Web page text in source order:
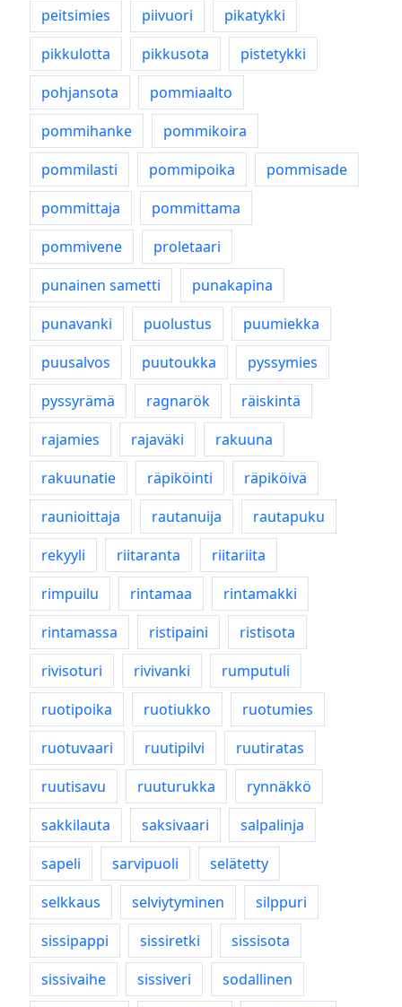
peitsimies
piivuori
pikatykki
pikkulotta
pikkusota
pistetykki
pohjansota
pommiaalto
pommihanke
pommikoira
pommilasti
pommipoika
pommisade
pommittaja
pommittama
pommivene
proletaari
punainen sametti
punakapina
punavanki
puolustus
puumiekka
puusalvos
puutoukka
pyssymies
pyssyrämä
ragnarök
räiskintä
rajamies
rajaväki
rakuuna
rakuunatie
räpiköinti
räpiköivä
raunioittaja
rautanuija
rautapuku
rekyyli
riitaranta
riitariita
rimpuilu
rintamaa
rintamakki
rintamassa
ristipaini
ristisota
rivisoturi
rivivanki
rumputuli
ruotipoika
ruotiukko
ruotumies
ruotuvaari
ruutipilvi
ruutiratas
ruutisavu
ruuturukka
rynnäkkö
sakkilauta
saksivaari
salpalinja
sapeli
sarvipuoli
selätetty
selkkaus
selviytyminen
silppuri
sissipappi
sissiretki
sissisota
sissivaihe
sissiveri
sodallinen